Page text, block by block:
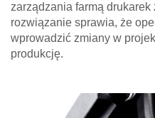
zarządzania farmą drukarek
rozwiązanie sprawia, że
wprowadzić zmiany w
produkcję.